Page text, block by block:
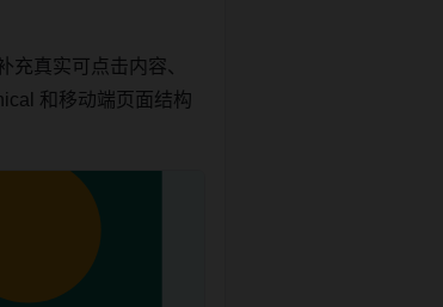
真实可点击内容、
和移动端页面结构